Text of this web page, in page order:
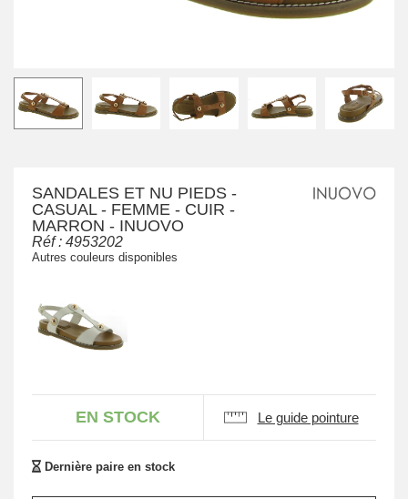
SANDALES ET NU PIEDS -
CASUAL - FEMME - CUIR -
MARRON - INUOVO
Réf : 4953202
Autres couleurs disponibles
EN STOCK Le guide pointure
Dernière paire en stock